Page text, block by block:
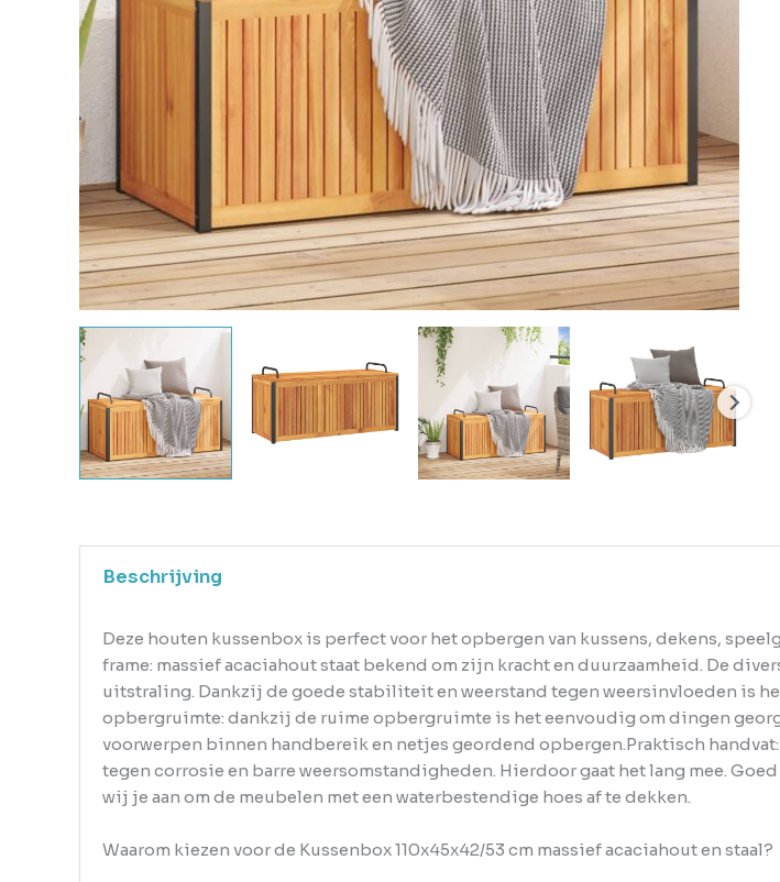
Beschrijving
Deze houten kussenbox is perfect voor het opbergen van kussens, dekens,
frame: massief acaciahout staat bekend om zijn kracht en duurzaamheid. De
uitstraling. Dankzij de goede stabiliteit en weerstand tegen weersinvloeden is
opbergruimte: dankzij de ruime opbergruimte is het eenvoudig om dingen
voorwerpen binnen handbereik en netjes geordend opbergen.Praktisch
tegen corrosie en barre weersomstandigheden. Hierdoor gaat het lang mee.
wij je aan om de meubelen met een waterbestendige hoes af te dekken.
Waarom kiezen voor de Kussenbox 110x45x42/53 cm massief acaciahout en staal?